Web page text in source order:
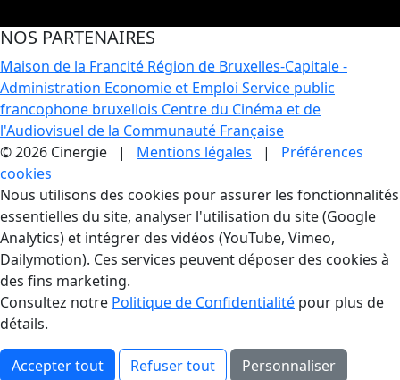
NOS PARTENAIRES
Maison de la Francité Région de Bruxelles-Capitale -
Administration Economie et Emploi Service public
francophone bruxellois Centre du Cinéma et de
l'Audiovisuel de la Communauté Française
© 2026 Cinergie | Mentions légales | Préférences
cookies
Gestion des Cookies
Nous utilisons des cookies pour assurer les fonctionnalités
essentielles du site, analyser l'utilisation du site (Google
Analytics) et intégrer des vidéos (YouTube, Vimeo,
Dailymotion). Ces services peuvent déposer des cookies à
des fins marketing.
Consultez notre Politique de Confidentialité pour plus de
détails.
Accepter tout Refuser tout Personnaliser